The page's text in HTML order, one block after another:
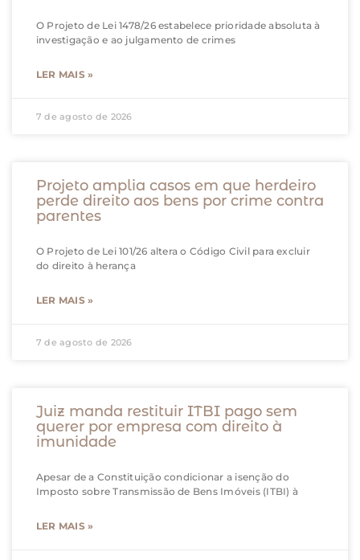
O Projeto de Lei 1478/26 estabelece prioridade absoluta à
investigação e ao julgamento de crimes
LER MAIS »
7 de agosto de 2026
Projeto amplia casos em que herdeiro
perde direito aos bens por crime contra
parentes
O Projeto de Lei 101/26 altera o Código Civil para excluir
do direito à herança
LER MAIS »
7 de agosto de 2026
Juiz manda restituir ITBI pago sem
querer por empresa com direito à
imunidade
Apesar de a Constituição condicionar a isenção do
Imposto sobre Transmissão de Bens Imóveis (ITBI) à
LER MAIS »